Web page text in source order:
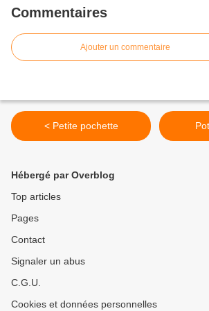
Commentaires
Ajouter un commentaire
< Petite pochette
Hébergé par Overblog
Top articles
Pages
Contact
Signaler un abus
C.G.U.
Cookies et données personnelles